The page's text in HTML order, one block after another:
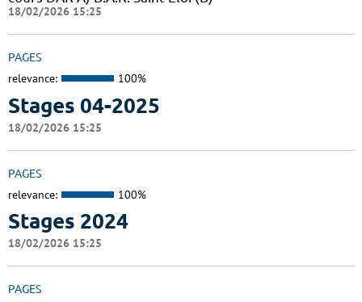
18/02/2026 15:25
PAGES
relevance: 100%
Stages 04-2025
18/02/2026 15:25
PAGES
relevance: 100%
Stages 2024
18/02/2026 15:25
PAGES